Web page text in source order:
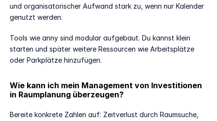
und organisatorischer Aufwand stark zu, wenn nur Kalender
genutzt werden.
Tools wie anny sind modular aufgebaut. Du kannst klein
starten und später weitere Ressourcen wie Arbeitsplätze
oder Parkplätze hinzufügen.
Wie kann ich mein Management von Investitionen
in Raumplanung überzeugen?
Bereite konkrete Zahlen auf: Zeitverlust durch Raumsuche,